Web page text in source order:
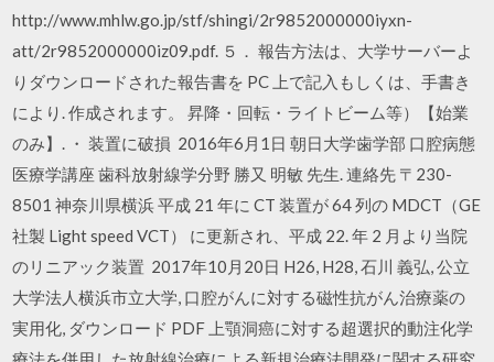
http://www.mhlw.go.jp/stf/shingi/2r9852000000iyxn-
att/2r9852000000iz09.pdf. ５． 報告方法は、大学サーバーよ
りダウンロードされた報告書を PC 上で記入もしくは、手書き
により. 作成されます。 昇降・回転・ライトビーム等）【始業
のみ】. ・ 装置に破損 2016年6月1日 朝日大学歯学部 口腔病態
医療学講座 歯科放射線学分野 勝又 明敏 先生. 連絡先 〒230-
8501 神奈川県横浜 平成 21 年に CT 装置が 64 列の MDCT（GE
社製 Light speed VCT） に更新され、平成 22. 年 2 月より当院
のリニアック装置 2017年10月20日 H26, H28, 石川 義弘, 公立
大学法人横浜市立大学, 口腔がんに対する磁性抗がん治療薬の
実用化, ダウンロード PDF 上顎洞癌に対する超選択的動注化学